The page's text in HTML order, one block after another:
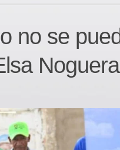
no se
Noguera